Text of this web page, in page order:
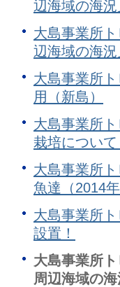
辺海域の海
大島事業所
辺海域の海
大島事業所
用（新島）
大島事業所
栽培につい
大島事業所
魚達（2014
大島事業所
設置！
大島事業所
周辺海域の